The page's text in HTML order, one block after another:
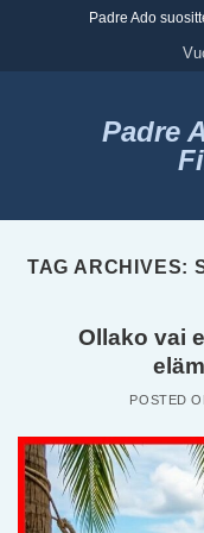
Padre Ado
Padre
TAG ARCHIVES:
Ollako vai
POSTED